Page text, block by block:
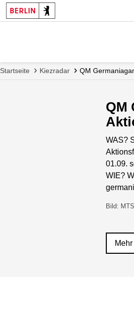
Startseite Kiezradar QM
QM
WAS?
01.09.
WIE?
Bild: